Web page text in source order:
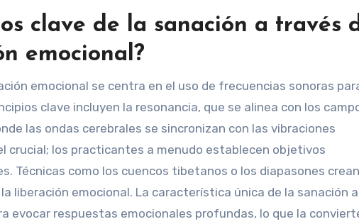
clave de la sanación a través
emocional?
emocional se centra en el uso de frecuencias sonoras
clave incluyen la resonancia, que se alinea con los
las ondas cerebrales se sincronizan con las vibraciones
crucial; los practicantes a menudo establecen objetivos
Técnicas como los cuencos tibetanos o los diapasones crean
liberación emocional. La característica única de la sanación a
evocar respuestas emocionales profundas, lo que la